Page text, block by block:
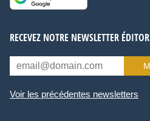
RECEVEZ NOTRE NEWSLETTER
Voir les précédentes newsletters